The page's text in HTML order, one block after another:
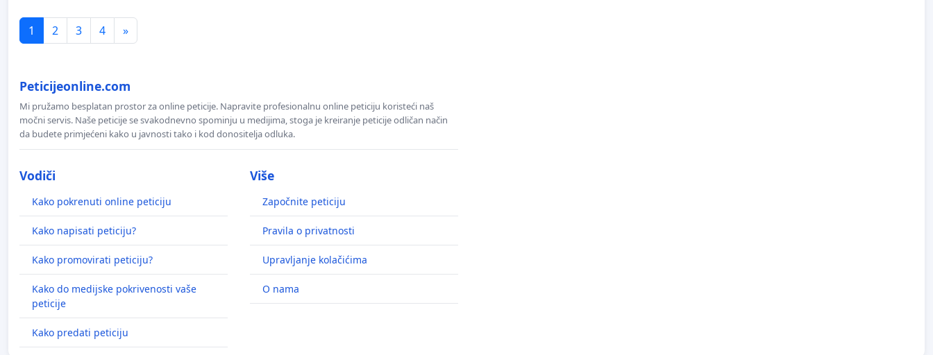
1 2 3 4 »
Peticijeonline.com
Mi pružamo besplatan prostor za online peticije. Napravite profesionalnu online peticiju koristeći naš
močni servis. Naše peticije se svakodnevno spominju u medijima, stoga je kreiranje peticije odličan način
da budete primjećeni kako u javnosti tako i kod donositelja odluka.
Vodiči
Kako pokrenuti online peticiju
Kako napisati peticiju?
Kako promovirati peticiju?
Kako do medijske pokrivenosti vaše
peticije
Kako predati peticiju
Više
Započnite peticiju
Pravila o privatnosti
Upravljanje kolačićima
O nama